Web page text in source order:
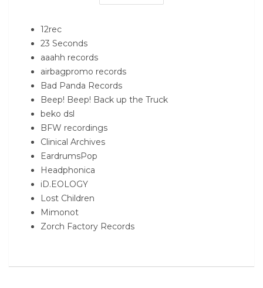
12rec
23 Seconds
aaahh records
airbagpromo records
Bad Panda Records
Beep! Beep! Back up the Truck
beko dsl
BFW recordings
Clinical Archives
EardrumsPop
Headphonica
iD.EOLOGY
Lost Children
Mimonot
Zorch Factory Records